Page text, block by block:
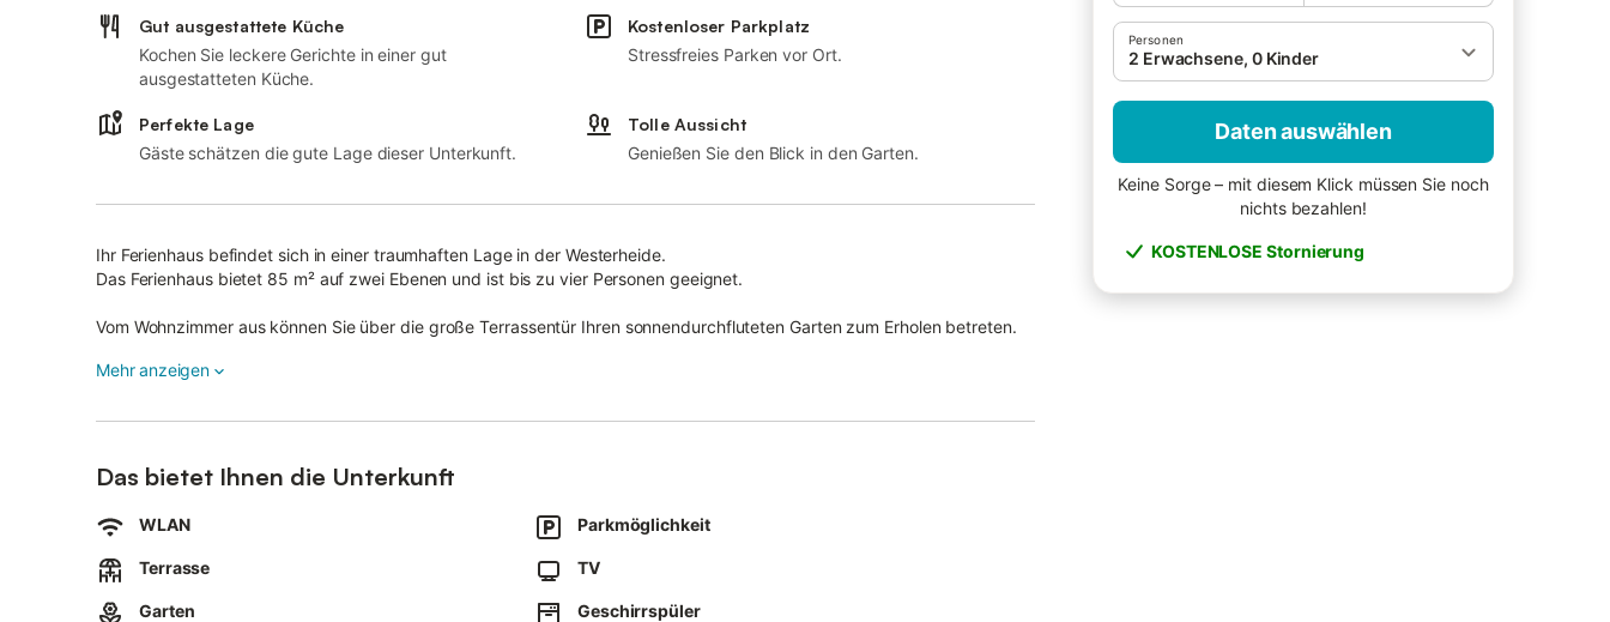
Personen
2 Erwachsene, 0 Kinder
Daten auswählen
Keine Sorge – mit diesem Klick müssen Sie noch
nichts bezahlen!
KOSTENLOSE Stornierung
Gut ausgestattete Küche
Kochen Sie leckere Gerichte in einer gut
ausgestatteten Küche.
Kostenloser Parkplatz
Stressfreies Parken vor Ort.
Perfekte Lage
Gäste schätzen die gute Lage dieser Unterkunft.
Tolle Aussicht
Genießen Sie den Blick in den Garten.
Ihr Ferienhaus befindet sich in einer traumhaften Lage in der Westerheide.
Das Ferienhaus bietet 85 m² auf zwei Ebenen und ist bis zu vier Personen geeignet.
Vom Wohnzimmer aus können Sie über die große Terrassentür Ihren sonnendurchfluteten Garten zum Erholen betreten.
Im ersten Stock befinden sich die Schlafzimmer; eines mit Doppel- und eines mit Etagenbett und Ihr Badezimmer mit
Das Grillen ist aufgrund des Reetdaches nur mit einem Elektrogrill gestattet.
Weitere Informationen und direkte Buchungsmöglichkeiten gibt es über uns.
Mehr anzeigen
Das bietet Ihnen die Unterkunft
WLAN Parkmöglichkeit
Terrasse TV
Garten Geschirrspüler